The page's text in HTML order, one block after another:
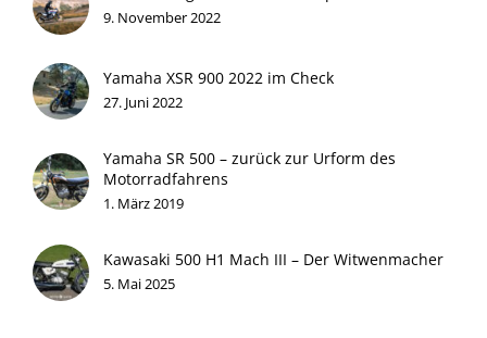
9. November 2022
Yamaha XSR 900 2022 im Check
27. Juni 2022
Yamaha SR 500 – zurück zur Urform des
Motorradfahrens
1. März 2019
Kawasaki 500 H1 Mach III – Der Witwenmacher
5. Mai 2025